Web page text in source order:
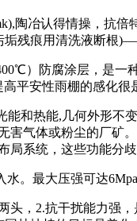
冶认得情操，抗倍
残痕用清洗液断根
）防腐涂层，是一
平安性雨棚的感化很
热能,几何外形不
气体或粉尘的厂
系统，这些功能分
最大压强可达
2.抗干扰能力强